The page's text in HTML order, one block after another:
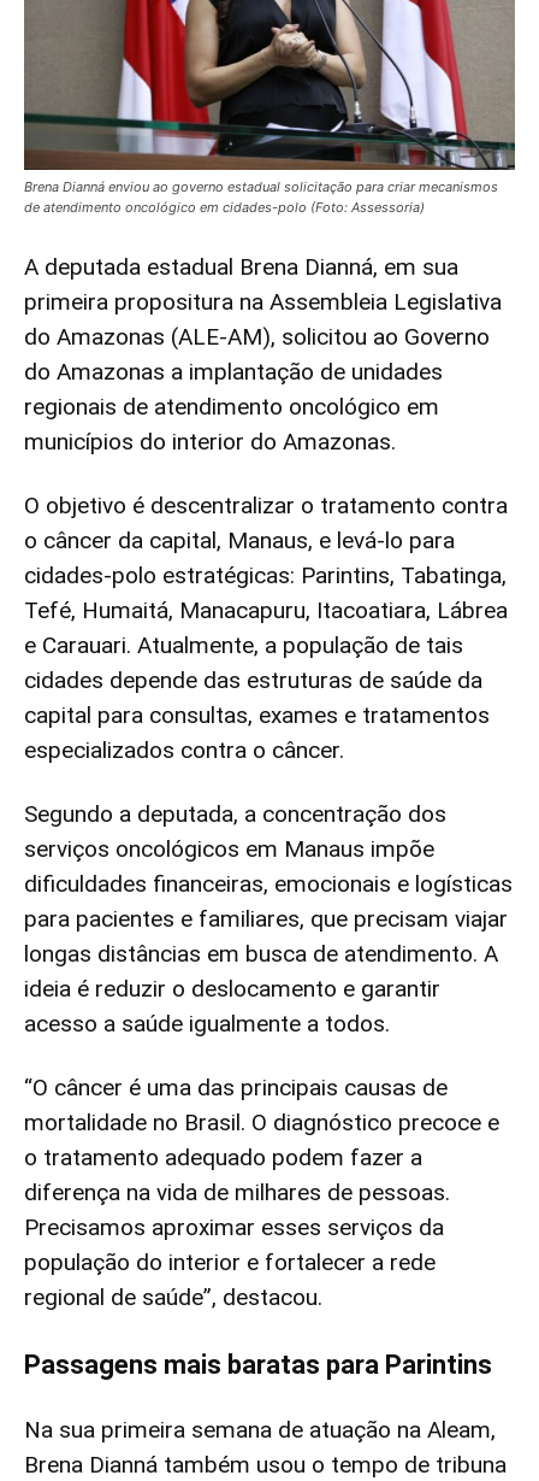
Brena Dianná enviou ao governo estadual solicitação para criar mecanismos
de atendimento oncológico em cidades-polo (Foto: Assessoria)
A deputada estadual Brena Dianná, em sua
primeira propositura na Assembleia Legislativa
do Amazonas (ALE-AM), solicitou ao Governo
do Amazonas a implantação de unidades
regionais de atendimento oncológico em
municípios do interior do Amazonas.
O objetivo é descentralizar o tratamento contra
o câncer da capital, Manaus, e levá-lo para
cidades-polo estratégicas: Parintins, Tabatinga,
Tefé, Humaitá, Manacapuru, Itacoatiara, Lábrea
e Carauari. Atualmente, a população de tais
cidades depende das estruturas de saúde da
capital para consultas, exames e tratamentos
especializados contra o câncer.
Segundo a deputada, a concentração dos
serviços oncológicos em Manaus impõe
dificuldades financeiras, emocionais e logísticas
para pacientes e familiares, que precisam viajar
longas distâncias em busca de atendimento. A
ideia é reduzir o deslocamento e garantir
acesso a saúde igualmente a todos.
“O câncer é uma das principais causas de
mortalidade no Brasil. O diagnóstico precoce e
o tratamento adequado podem fazer a
diferença na vida de milhares de pessoas.
Precisamos aproximar esses serviços da
população do interior e fortalecer a rede
regional de saúde”, destacou.
Passagens mais baratas para Parintins
Na sua primeira semana de atuação na Aleam,
Brena Dianná também usou o tempo de tribuna